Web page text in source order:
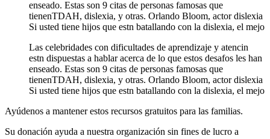
enseado. Estas son 9 citas de personas famosas que
tienenTDAH, dislexia, y otras. Orlando Bloom, actor dislexia
Si usted tiene hijos que estn batallando con la dislexia, el mejo
Las celebridades con dificultades de aprendizaje y atencin
estn dispuestas a hablar acerca de lo que estos desafos les han
enseado. Estas son 9 citas de personas famosas que
tienenTDAH, dislexia, y otras. Orlando Bloom, actor dislexia
Si usted tiene hijos que estn batallando con la dislexia, el mejo
Ayúdenos a mantener estos recursos gratuitos para las familias.
Su donación ayuda a nuestra organización sin fines de lucro a